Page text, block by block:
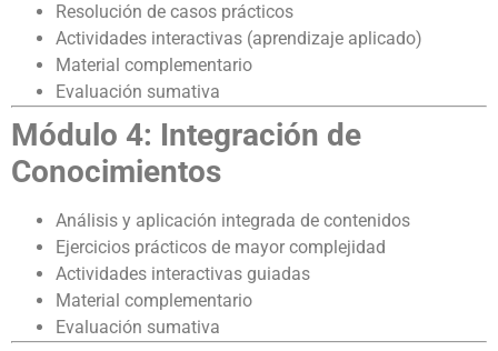
Resolución de casos prácticos
Actividades interactivas (aprendizaje aplicado)
Material complementario
Evaluación sumativa
Módulo 4: Integración de
Conocimientos
Análisis y aplicación integrada de contenidos
Ejercicios prácticos de mayor complejidad
Actividades interactivas guiadas
Material complementario
Evaluación sumativa